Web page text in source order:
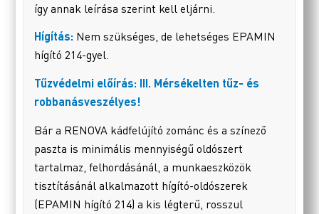
így annak leírása szerint kell eljárni.
Hígítás: Nem szükséges, de lehetséges EPAMIN
hígító 214-gyel.
Tűzvédelmi előírás: III. Mérsékelten tűz- és
robbanásveszélyes!
Bár a RENOVA kádfelújító zománc és a színező
paszta is minimális mennyiségű oldószert
tartalmaz, felhordásánál, a munkaeszközök
tisztításánál alkalmazott hígító-oldószerek
(EPAMIN hígító 214) a kis légterű, rosszul